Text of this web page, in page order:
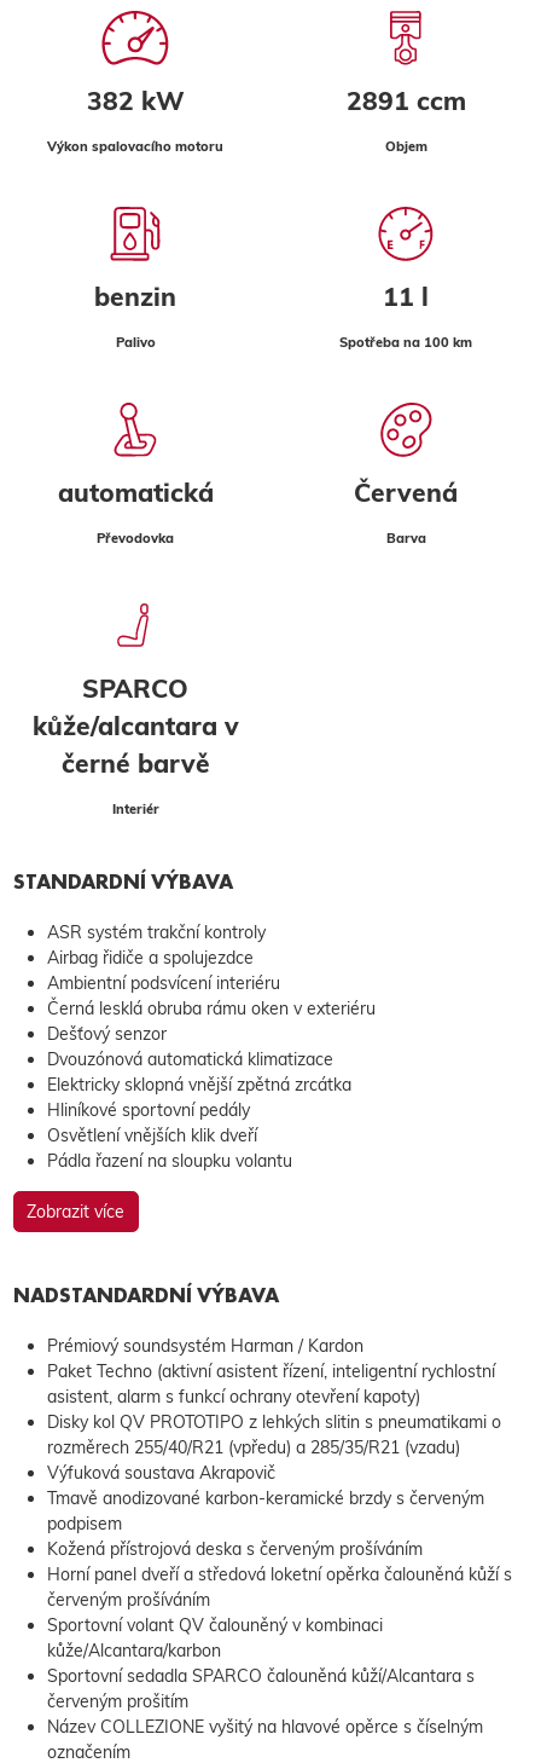
382 kW
Výkon spalovacího motoru
2891 ccm
Objem
benzin
Palivo
11 l
Spotřeba na 100 km
automatická
Převodovka
Červená
Barva
SPARCO
kůže/alcantara v
černé barvě
Interiér
STANDARDNÍ VÝBAVA
ASR systém trakční kontroly
Airbag řidiče a spolujezdce
Ambientní podsvícení interiéru
Černá lesklá obruba rámu oken v exteriéru
Dešťový senzor
Dvouzónová automatická klimatizace
Elektricky sklopná vnější zpětná zrcátka
Hliníkové sportovní pedály
Osvětlení vnějších klik dveří
Pádla řazení na sloupku volantu
Zobrazit více
NADSTANDARDNÍ VÝBAVA
Prémiový soundsystém Harman / Kardon
Paket Techno (aktivní asistent řízení, inteligentní rychlostní
asistent, alarm s funkcí ochrany otevření kapoty)
Disky kol QV PROTOTIPO z lehkých slitin s pneumatikami o
rozměrech 255/40/R21 (vpředu) a 285/35/R21 (vzadu)
Výfuková soustava Akrapovič
Tmavě anodizované karbon-keramické brzdy s červeným
podpisem
Kožená přístrojová deska s červeným prošíváním
Horní panel dveří a středová loketní opěrka čalouněná kůží s
červeným prošíváním
Sportovní volant QV čalouněný v kombinaci
kůže/Alcantara/karbon
Sportovní sedadla SPARCO čalouněná kůží/Alcantara s
červeným prošitím
Název COLLEZIONE vyšitý na hlavové opěrce s číselným
označením